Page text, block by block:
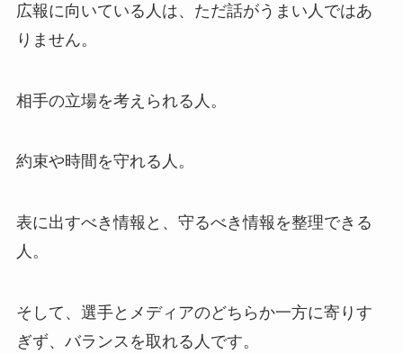
広報に向いている人は、ただ話がうまい人ではあ
りません。
相手の立場を考えられる人。
約束や時間を守れる人。
表に出すべき情報と、守るべき情報を整理できる
人。
そして、選手とメディアのどちらか一方に寄りす
ぎず、バランスを取れる人です。